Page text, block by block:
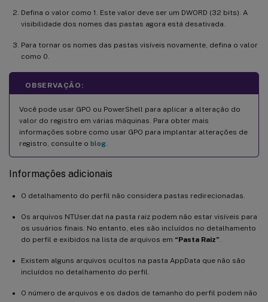
Defina o valor como 1. Este valor deve ser um DWORD (32 bits). A
visibilidade dos nomes das pastas agora está desativada.
Para tornar os nomes das pastas visíveis novamente, defina o valor
como 0.
OBSERVAÇÃO:
Você pode usar GPO ou PowerShell para aplicar a alteração do
valor do registro em várias máquinas. Para obter mais
informações sobre como usar GPO para implantar alterações de
registro, consulte o blog.
Informações adicionais
O detalhamento do perfil não considera pastas redirecionadas.
Os arquivos NTUser.dat na pasta raiz podem não estar visíveis para
os usuários finais. No entanto, eles são incluídos no detalhamento
do perfil e exibidos na lista de arquivos em “Pasta Raiz”.
Existem alguns arquivos ocultos na pasta AppData que não são
incluídos no detalhamento do perfil.
O número de arquivos e os dados de tamanho do perfil podem não